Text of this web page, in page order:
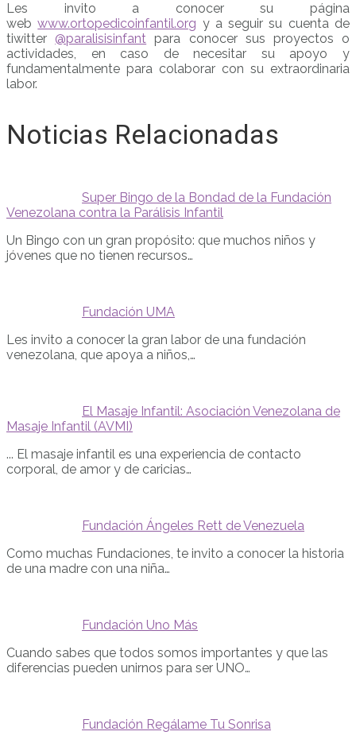
Les invito a conocer su página
webwww.ortopedicoinfantil.org y a seguir su cuenta de
tiwitter @paralisisinfant para conocer sus proyectos o
actividades, en caso de necesitar su apoyo y
fundamentalmente para colaborar con su extraordinaria
labor.
Noticias Relacionadas
Super Bingo de la Bondad de la Fundación
Venezolana contra la Parálisis Infantil
Un Bingo con un gran propósito: que muchos niños y
jóvenes que no tienen recursos…
Fundación UMA
Les invito a conocer la gran labor de una fundación
venezolana, que apoya a niños,…
El Masaje Infantil: Asociación Venezolana de
Masaje Infantil (AVMI)
... El masaje infantil es una experiencia de contacto
corporal, de amor y de caricias…
Fundación Ángeles Rett de Venezuela
Como muchas Fundaciones, te invito a conocer la historia
de una madre con una niña…
Fundación Uno Más
Cuando sabes que todos somos importantes y que las
diferencias pueden unirnos para ser UNO…
Fundación Regálame Tu Sonrisa